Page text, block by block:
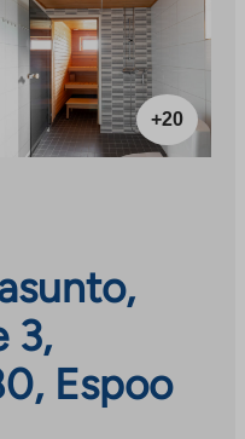
+20
3,
Espoo